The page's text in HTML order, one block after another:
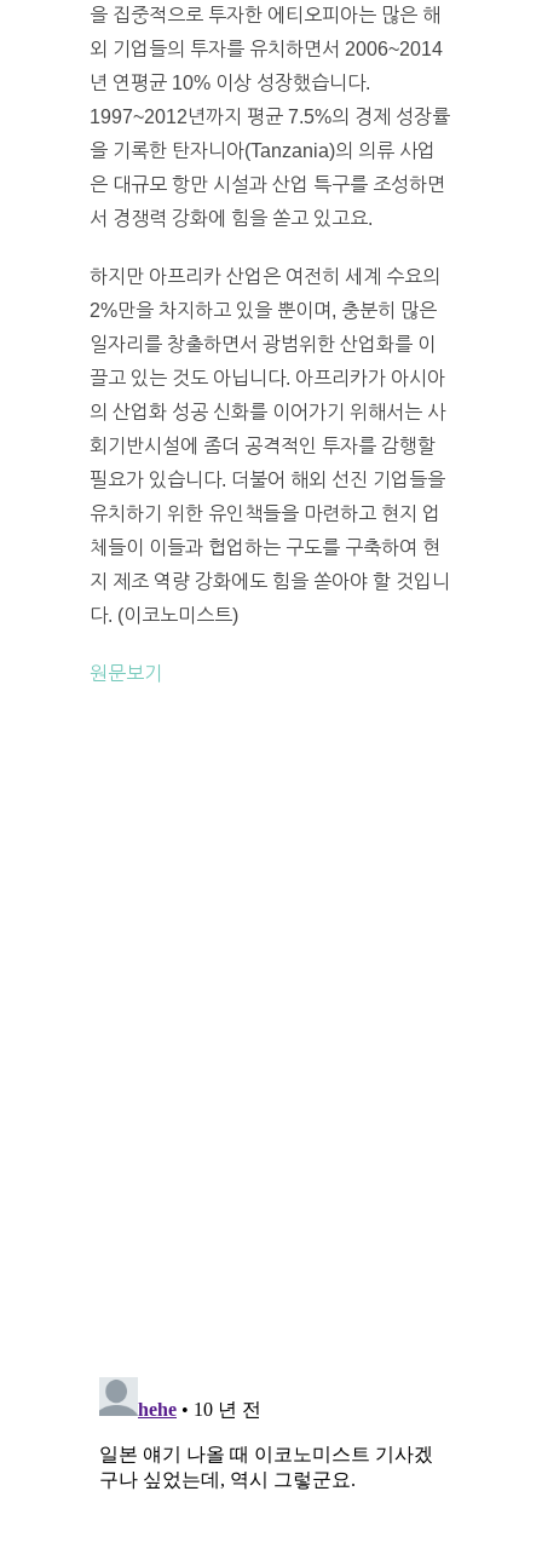
을 집중적으로 투자한 에티오피아는 많은 해
외 기업들의 투자를 유치하면서 2006~2014
년 연평균 10% 이상 성장했습니다.
1997~2012년까지 평균 7.5%의 경제 성장률
을 기록한 탄자니아(Tanzania)의 의류 사업
은 대규모 항만 시설과 산업 특구를 조성하면
서 경쟁력 강화에 힘을 쏟고 있고요.
하지만 아프리카 산업은 여전히 세계 수요의
2%만을 차지하고 있을 뿐이며, 충분히 많은
일자리를 창출하면서 광범위한 산업화를 이
끌고 있는 것도 아닙니다. 아프리카가 아시아
의 산업화 성공 신화를 이어가기 위해서는 사
회기반시설에 좀더 공격적인 투자를 감행할
필요가 있습니다. 더불어 해외 선진 기업들을
유치하기 위한 유인책들을 마련하고 현지 업
체들이 이들과 협업하는 구도를 구축하여 현
지 제조 역량 강화에도 힘을 쏟아야 할 것입니
다. (이코노미스트)
원문보기